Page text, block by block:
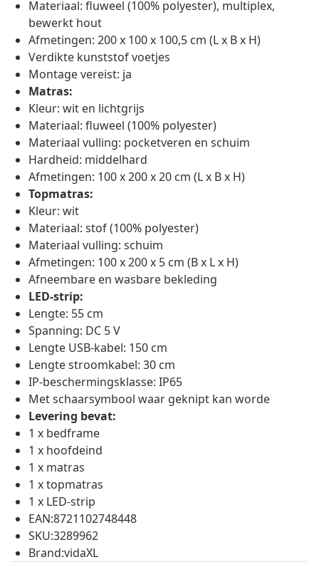
Materiaal: fluweel (100% polyester), multiplex,
bewerkt hout
Afmetingen: 200 x 100 x 100,5 cm (L x B x H)
Verdikte kunststof voetjes
Montage vereist: ja
Matras:
Kleur: wit en lichtgrijs
Materiaal: fluweel (100% polyester)
Materiaal vulling: pocketveren en schuim
Hardheid: middelhard
Afmetingen: 100 x 200 x 20 cm (L x B x H)
Topmatras:
Kleur: wit
Materiaal: stof (100% polyester)
Materiaal vulling: schuim
Afmetingen: 100 x 200 x 5 cm (B x L x H)
Afneembare en wasbare bekleding
LED-strip:
Lengte: 55 cm
Spanning: DC 5 V
Lengte USB-kabel: 150 cm
Lengte stroomkabel: 30 cm
IP-beschermingsklasse: IP65
Met schaarsymbool waar geknipt kan worde
Levering bevat:
1 x bedframe
1 x hoofdeind
1 x matras
1 x topmatras
1 x LED-strip
EAN:8721102748448
SKU:3289962
Brand:vidaXL